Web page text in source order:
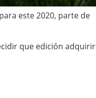
este 2020, parte de
que edición adquirir